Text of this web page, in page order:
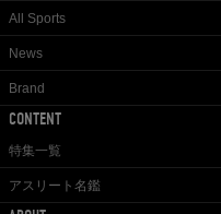
All Sports
News
Brand
CONTENT
特集一覧
アスリート名鑑